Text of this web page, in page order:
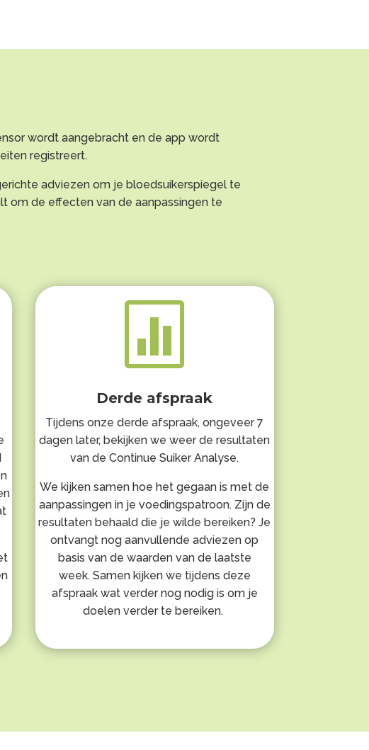
wordt aangebracht en de app wordt
registreert.
adviezen om je bloedsuikerspiegel te
om de effecten van de aanpassingen te

Derde afspraak
Tijdens onze derde afspraak, ongeveer 7
dagen later, bekijken we weer de resultaten
van de Continue Suiker Analyse.
We kijken samen hoe het gegaan is met de
aanpassingen in je voedingspatroon. Zijn de
resultaten behaald die je wilde bereiken? Je
ontvangt nog aanvullende adviezen op
basis van de waarden van de laatste
week. Samen kijken we tijdens deze
afspraak wat verder nog nodig is om je
doelen verder te bereiken.